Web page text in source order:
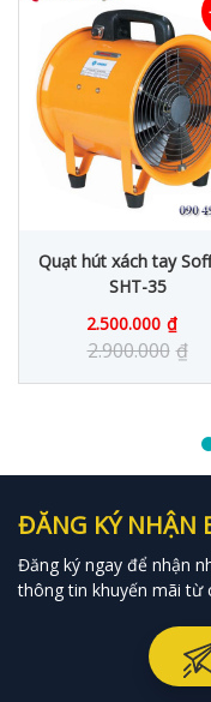
Quạt hút xách tay
SHT-35
2.500.000 ₫
2.900.000 ₫
ĐĂNG KÝ NHẬN
Đăng ký ngay để nhận
thông tin khuyến mãi từ